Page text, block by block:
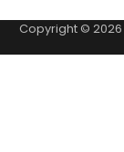
Copyright © 2026